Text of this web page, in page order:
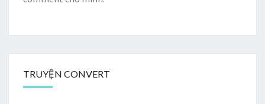
TRUYỆN CONVERT